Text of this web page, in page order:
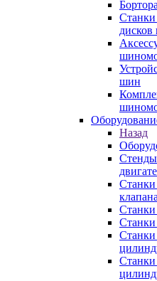
Станки
дисков
шин
Назад
Стенды
Станки
клапана
Станки
Станки